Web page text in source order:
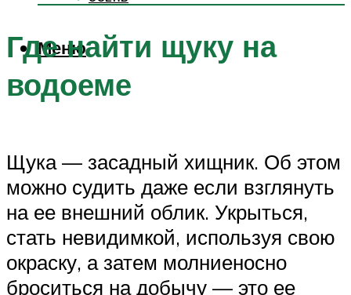
Меню
Где найти щуку на
водоеме
Щука — засадный хищник. Об этом
можно судить даже если взглянуть
на ее внешний облик. Укрыться,
стать невидимкой, используя свою
окраску, а затем молниеносно
броситься на добычу — это ее